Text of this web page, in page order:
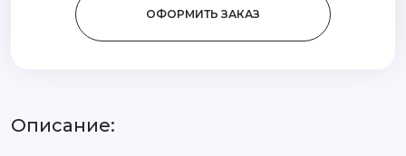
ОФОРМИТЬ ЗАКАЗ
Описание: